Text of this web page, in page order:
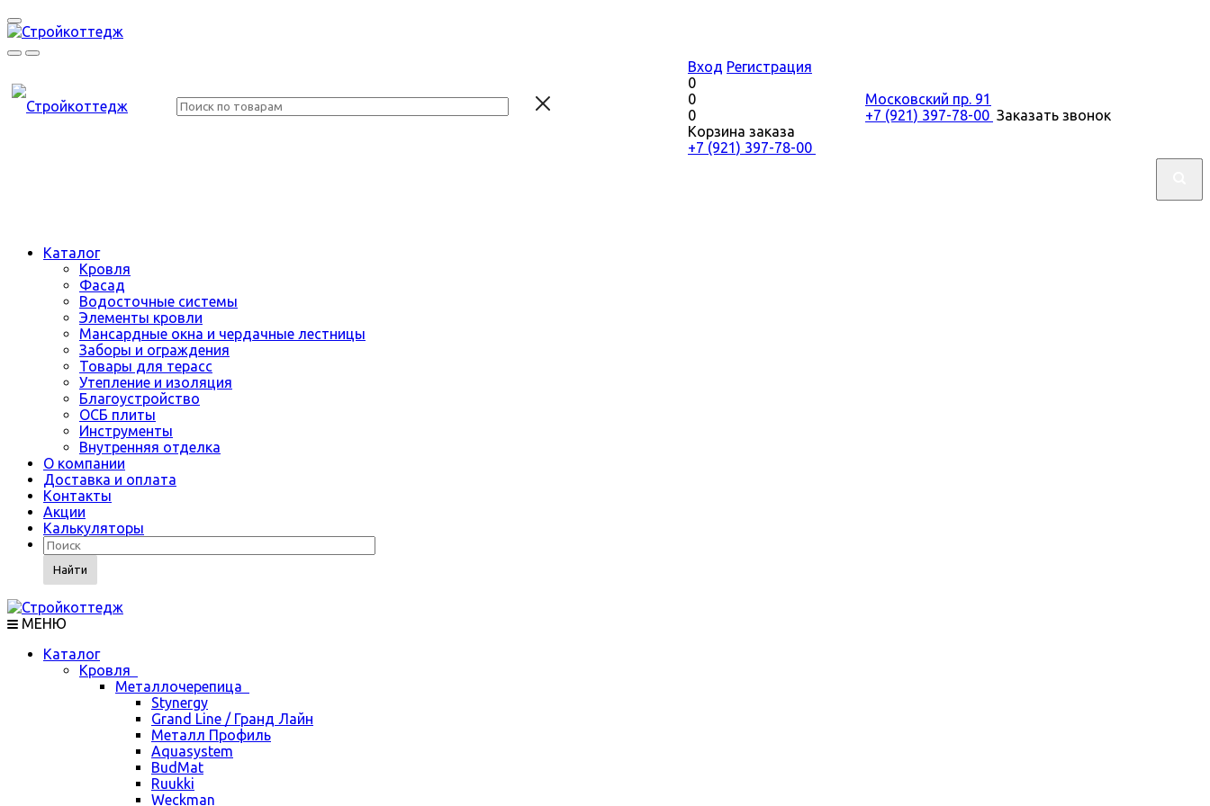
Вход Регистрация
0
0
0
Корзина заказа
+7 (921) 397-78-00
Московский пр. 91
+7 (921) 397-78-00 Заказать звонок
Каталог
Кровля
Фасад
Водосточные системы
Элементы кровли
Мансардные окна и чердачные лестницы
Заборы и ограждения
Товары для терасс
Утепление и изоляция
Благоустройство
ОСБ плиты
Инструменты
Внутренняя отделка
О компании
Доставка и оплата
Контакты
Акции
Калькуляторы
Найти
МЕНЮ
Каталог
Кровля
Металлочерепица
Stynergy
Grand Line / Гранд Лайн
Металл Профиль
Aquasystem
BudMat
Ruukki
Weckman